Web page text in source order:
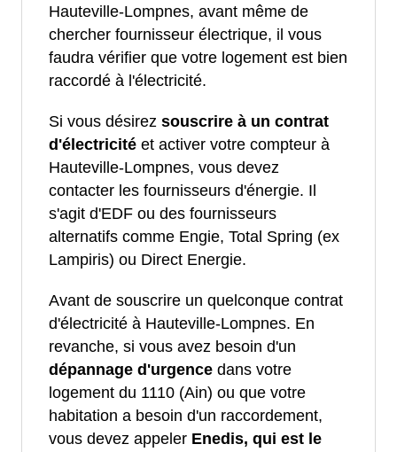
Hauteville-Lompnes, avant même de
chercher fournisseur électrique, il vous
faudra vérifier que votre logement est bien
raccordé à l'électricité.
Si vous désirez souscrire à un contrat
d'électricité et activer votre compteur à
Hauteville-Lompnes, vous devez
contacter les fournisseurs d'énergie. Il
s'agit d'EDF ou des fournisseurs
alternatifs comme Engie, Total Spring (ex
Lampiris) ou Direct Energie.
Avant de souscrire un quelconque contrat
d'électricité à Hauteville-Lompnes. En
revanche, si vous avez besoin d'un
dépannage d'urgence dans votre
logement du 1110 (Ain) ou que votre
habitation a besoin d'un raccordement,
vous devez appeler Enedis, qui est le